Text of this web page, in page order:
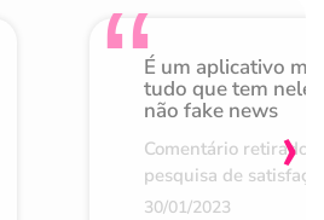
É um aplicativo
tudo que tem nele
não fake news
Comentário retirado
pesquisa de
30/01/2023
›